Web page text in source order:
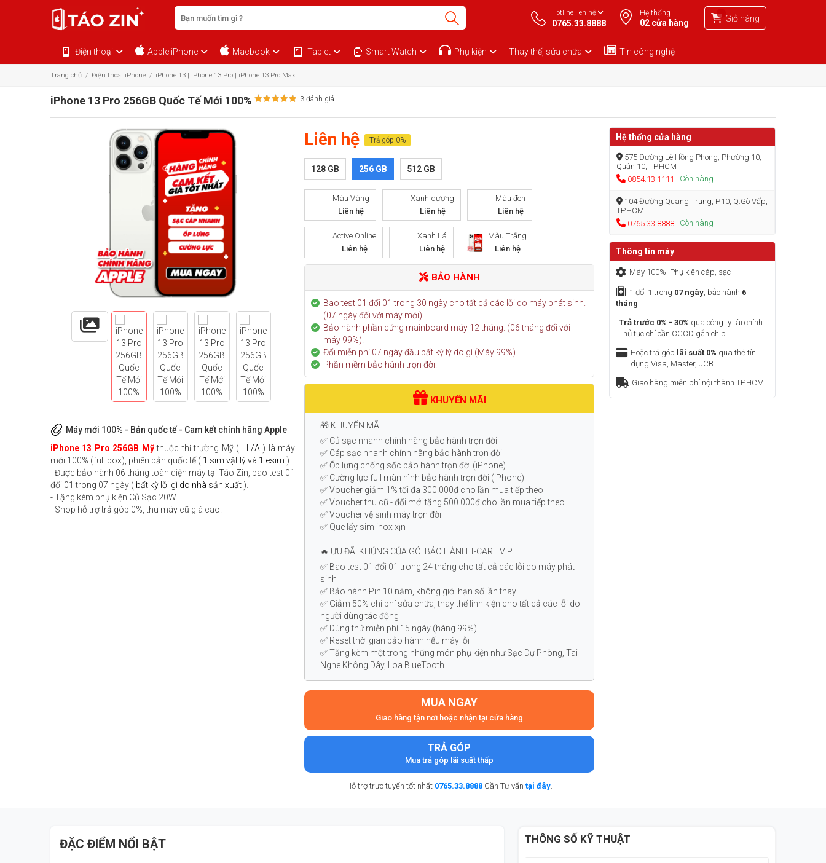
Giỏ hàng
Hệ thống
02 cửa hàng
Hotline liên hệ
0765.33.8888
Điện thoại Apple iPhone Macbook Tablet Smart Watch Phụ kiện Thay thế, sửa chữa Tin công nghệ
Trang chủ / Điện thoại iPhone / iPhone 13 | iPhone 13 Pro | iPhone 13 Pro Max
iPhone 13 Pro 256GB Quốc Tế Mới 100% 3 đánh giá
Máy mới 100% - Bản quốc tế - Cam kết chính hãng Apple
iPhone 13 Pro 256GB Mỹ thuộc thị trường Mỹ ( LL/A) là máy
mới 100% (full box), phiên bản quốc tế ( 1 sim vật lý và 1 esim ).
- Được bảo hành 06 tháng toàn diện máy tại Táo Zin, bao test 01
đổi 01 trong 07 ngày ( bất kỳ lỗi gì do nhà sản xuất).
- Tặng kèm phụ kiện Củ Sạc 20W.
- Shop hỗ trợ trả góp 0%, thu máy cũ giá cao.
Liên hệ Trả góp 0%
128 GB 256 GB 512 GB
Màu Vàng
Liên hệ
Xanh dương
Liên hệ
Màu đen
Liên hệ
Active Online
Liên hệ
Xanh Lá
Liên hệ
Màu Trắng
Liên hệ
BẢO HÀNH
Bao test 01 đổi 01 trong 30 ngày cho tất cả các lỗi do máy phát sinh.
(07 ngày đối với máy mới).
Bảo hành phần cứng mainboard máy 12 tháng. (06 tháng đối với
máy 99%).
Đổi miễn phí 07 ngày đầu bất kỳ lý do gì (Máy 99%).
Phần mềm bảo hành trọn đời.
KHUYẾN MÃI
🎁 KHUYẾN MÃI:
✅ Củ sạc nhanh chính hãng bảo hành trọn đời
✅ Cáp sạc nhanh chính hãng bảo hành trọn đời
✅ Ốp lưng chống sốc bảo hành trọn đời (iPhone)
✅ Cường lực full màn hình bảo hành trọn đời (iPhone)
✅ Voucher giảm 1% tối đa 300.000đ cho lần mua tiếp theo
✅ Voucher thu cũ - đổi mới tặng 500.000đ cho lần mua tiếp theo
✅ Voucher vệ sinh máy trọn đời
✅ Que lấy sim inox xịn
🔥 ƯU ĐÃI KHỦNG CỦA GÓI BẢO HÀNH T-CARE VIP:
✅ Bao test 01 đổi 01 trong 24 tháng cho tất cả các lỗi do máy phát
sinh
✅ Bảo hành Pin 10 năm, không giới hạn số lần thay
✅ Giảm 50% chi phí sửa chữa, thay thế linh kiện cho tất cả các lỗi do
người dùng tác động
✅ Dùng thử miễn phí 15 ngày (hàng 99%)
✅ Reset thời gian bảo hành nếu máy lỗi
✅ Tặng kèm một trong những món phụ kiện như Sạc Dự Phòng, Tai
Nghe Không Dây, Loa BlueTooth...
MUA NGAY
Giao hàng tận nơi hoặc nhận tại cửa hàng
TRẢ GÓP
Mua trả góp lãi suất thấp
Hỗ trợ trực tuyến tốt nhất 0765.33.8888 Cần Tư vấn tại đây.
Hệ thống cửa hàng
575 Đường Lê Hồng Phong, Phường 10,
Quận 10, TP.HCM
0854.13.1111
Còn hàng
104 Đường Quang Trung, P.10, Q.Gò Vấp,
TP.HCM
0765.33.8888
Còn hàng
Thông tin máy
Máy 100%. Phụ kiện cáp, sạc
1 đổi 1 trong 07 ngày, bảo hành 6
tháng
Trả trước 0% - 30% qua công ty tài chính.
Thủ tục chỉ cần CCCD gắn chip
Hoặc trả góp lãi suất 0% qua thẻ tín
dụng Visa, Master, JCB.
Giao hàng miễn phí nội thành TP.HCM
ĐẶC ĐIỂM NỔI BẬT
THÔNG SỐ KỸ THUẬT